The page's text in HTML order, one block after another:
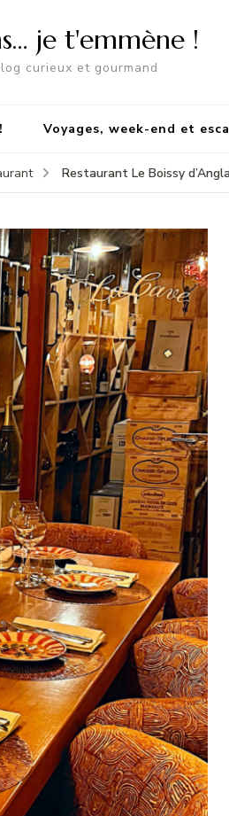
je t'emmène !
curieux et gourmand
Voyages, week-end et
Restaurant Le Boissy